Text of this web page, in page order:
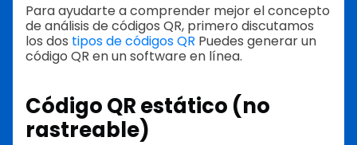
Para ayudarte a comprender mejor el concepto
de análisis de códigos QR, primero discutamos
los dos tipos de códigos QR Puedes generar un
código QR en un software en línea.
Código QR estático (no
rastreable)